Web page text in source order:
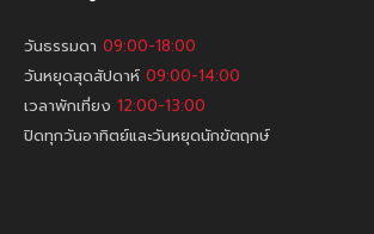
วันธรรมดา 09:00-18:00
วันหยุดสุดสัปดาห์ 09:00-14:00
เวลาพักเที่ยง 12:00-13:00
ปิดทุกวันอาทิตย์และวันหยุดนักขัตฤกษ์